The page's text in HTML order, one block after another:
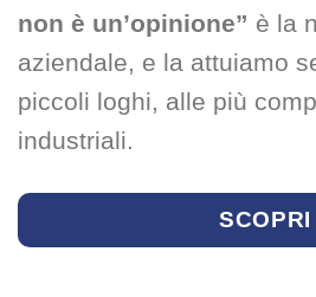
non è un’opinione” è la
aziendale, e la attuiamo
piccoli loghi, alle più
industriali.
SCOPRI